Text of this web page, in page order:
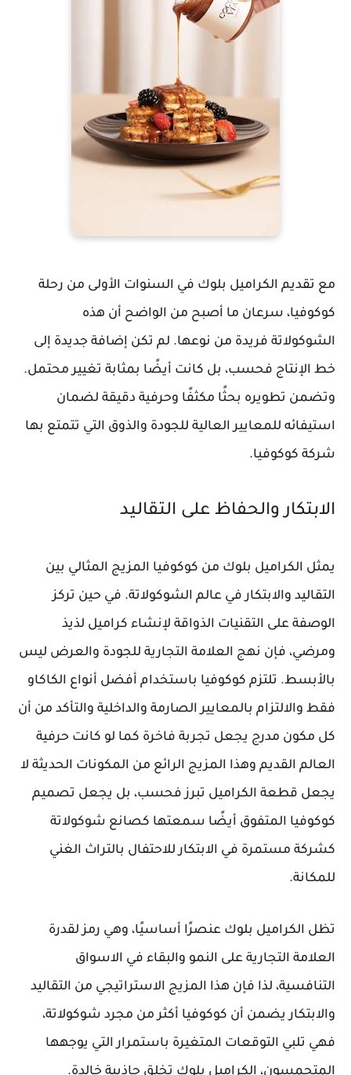
مع تقديم الكراميل بلوك في السنوات الأولى من رحلة
كوكوفيا، سرعان ما أصبح من الواضح أن هذه
الشوكولاتة فريدة من نوعها. لم تكن إضافة جديدة إلى
خط الإنتاج فحسب، بل كانت أيضًا بمثابة تغيير محتمل.
وتضمن تطويره بحثًا مكثفًا وحرفية دقيقة لضمان
استيفائه للمعايير العالية للجودة والذوق التي تتمتع بها
شركة كوكوفيا.
الابتكار والحفاظ على التقاليد
يمثل الكراميل بلوك من كوكوفيا المزيج المثالي بين
التقاليد والابتكار في عالم الشوكولاتة. في حين تركز
الوصفة على التقنيات الذواقة لإنشاء كراميل لذيذ
ومرضي، فإن نهج العلامة التجارية للجودة والعرض ليس
بالأبسط. تلتزم كوكوفيا باستخدام أفضل أنواع الكاكاو
فقط والالتزام بالمعايير الصارمة والداخلية والتأكد من أن
كل مكون مدرج يجعل تجربة فاخرة كما لو كانت حرفية
العالم القديم وهذا المزيج الرائع من المكونات الحديثة لا
يجعل قطعة الكراميل تبرز فحسب، بل يجعل تصميم
كوكوفيا المتفوق أيضًا سمعتها كصانع شوكولاتة
كشركة مستمرة في الابتكار للاحتفال بالتراث الغني
للمكانة.
تظل الكراميل بلوك عنصرًا أساسيًا، وهي رمز لقدرة
العلامة التجارية على النمو والبقاء في الاسواق
التنافسية، لذا فإن هذا المزيج الاستراتيجي من التقاليد
والابتكار يضمن أن كوكوفيا أكثر من مجرد شوكولاتة،
فهي تلبي التوقعات المتغيرة باستمرار التي يوجهها
المتحمسون، الكراميل بلوك تخلق جاذبية خالدة.